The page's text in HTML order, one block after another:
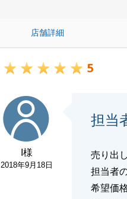
店舗詳細
5
I様
2018年9月18日
担当
売り出
担当者
希望価